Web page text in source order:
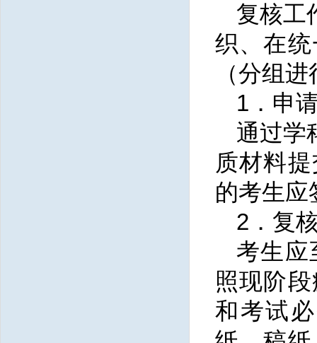
复核工
织、在
（分组
1．申
通过学
质材料
的考生应
2．复
考生应
照现阶
和考试